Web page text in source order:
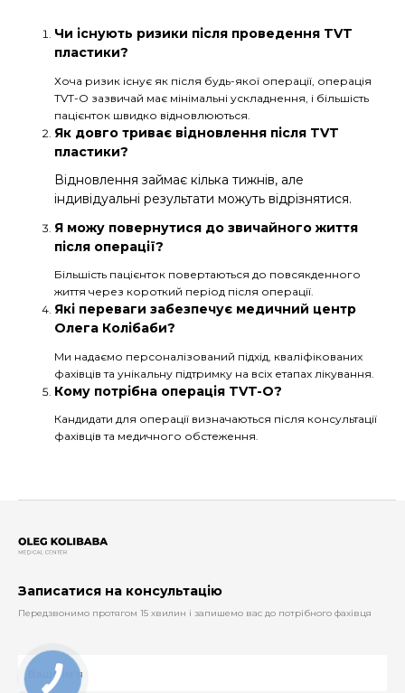
Чи існують ризики після проведення TVT
пластики?
Хоча ризик існує як після будь-якої операції, операція
TVT-O зазвичай має мінімальні ускладнення, і більшість
пацієнток швидко відновлюються.
Як довго триває відновлення після TVT
пластики?
Відновлення займає кілька тижнів, але
індивідуальні результати можуть відрізнятися.
Я можу повернутися до звичайного життя
після операції?
Більшість пацієнток повертаються до повсякденного
життя через короткий період після операції.
Які переваги забезпечує медичний центр
Олега Колібаби?
Ми надаємо персоналізований підхід, кваліфікованих
фахівців та унікальну підтримку на всіх етапах лікування.
Кому потрібна операція TVT-O?
Кандидати для операції визначаються після консультації
фахівців та медичного обстеження.
Записатися на консультацію
Передзвонимо протягом 15 хвилин і запишемо вас до потрібного фахівця